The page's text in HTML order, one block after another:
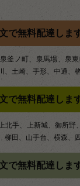
で無料配達します
釜ノ町、泉馬場、泉
、土崎、手形、中通、
で無料配達します
北手、上新城、御所
柳田、山手台、横森、
で無料配達します